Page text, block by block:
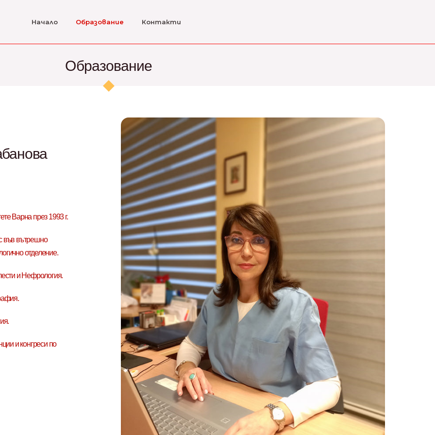
Начало Образование Контакти
Образование
Варна през 1993 г.
във вътрешно
отделение.
и Нефрология.
и конгреси по